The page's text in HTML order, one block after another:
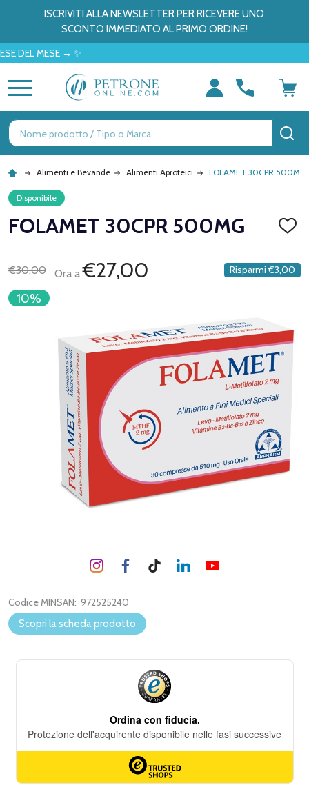
ISCRIVITI ALLA NEWSLETTER PER RICEVERE UNO
SCONTO IMMEDIATO AL PRIMO ORDINE!
MESE → ✨
Ricerca
Alimenti e Bevande Alimenti Aproteici FOLAMET 30CPR 500MG
Disponibile
FOLAMET 30CPR 500MG
DEI
€30,00 Ora a€27,00 Risparmi €3,00
10%
Codice MINSAN: 972525240
Scopri la scheda prodotto